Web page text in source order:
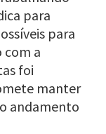
para
para
com a
foi
manter
andamento